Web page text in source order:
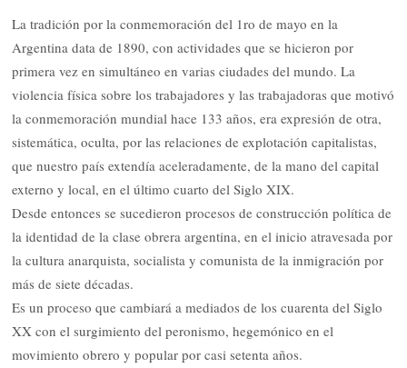
La tradición por la conmemoración del 1ro de mayo en la
Argentina data de 1890, con actividades que se hicieron por
primera vez en simultáneo en varias ciudades del mundo. La
violencia física sobre los trabajadores y las trabajadoras que motivó
la conmemoración mundial hace 133 años, era expresión de otra,
sistemática, oculta, por las relaciones de explotación capitalistas,
que nuestro país extendía aceleradamente, de la mano del capital
externo y local, en el último cuarto del Siglo XIX.
Desde entonces se sucedieron procesos de construcción política de
la identidad de la clase obrera argentina, en el inicio atravesada por
la cultura anarquista, socialista y comunista de la inmigración por
más de siete décadas.
Es un proceso que cambiará a mediados de los cuarenta del Siglo
XX con el surgimiento del peronismo, hegemónico en el
movimiento obrero y popular por casi setenta años.